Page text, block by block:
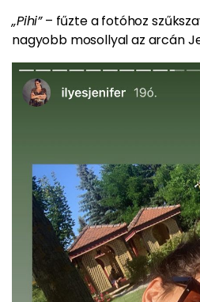
„Pihi”– fűzte a fotóhoz
nagyobb mosollyal az arcán